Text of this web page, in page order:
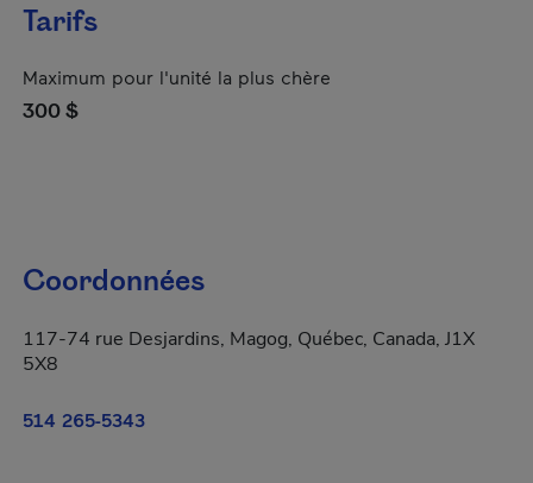
Tarifs
Maximum pour l'unité la plus chère
300 $
Coordonnées
117-74 rue Desjardins, Magog, Québec, Canada, J1X
5X8
514 265-5343